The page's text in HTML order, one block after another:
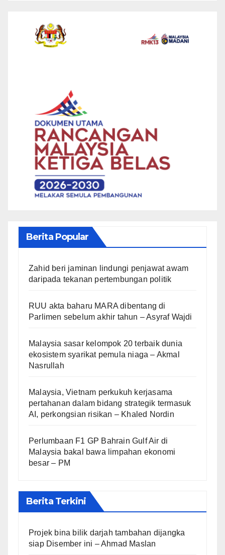
Berita Popular
Zahid beri jaminan lindungi penjawat awam
daripada tekanan pertembungan politik
RUU akta baharu MARA dibentang di
Parlimen sebelum akhir tahun – Asyraf Wajdi
Malaysia sasar kelompok 20 terbaik dunia
ekosistem syarikat pemula niaga – Akmal
Nasrullah
Malaysia, Vietnam perkukuh kerjasama
pertahanan dalam bidang strategik termasuk
AI, perkongsian risikan – Khaled Nordin
Perlumbaan F1 GP Bahrain Gulf Air di
Malaysia bakal bawa limpahan ekonomi
besar – PM
Berita Terkini
Projek bina bilik darjah tambahan dijangka
siap Disember ini – Ahmad Maslan